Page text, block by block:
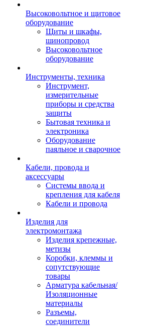
Высоковольтное и щитовое
оборудование
Щиты и шкафы,
шинопровод
Высоковольтное
оборудование
Инструменты, техника
Инструмент,
измерительные
приборы и средства
защиты
Бытовая техника и
электроника
Оборудование
паяльное и сварочное
Кабели, провода и
аксессуары
Системы ввода и
крепления для кабеля
Кабели и провода
Изделия для
электромонтажа
Изделия крепежные,
метизы
Коробки, клеммы и
сопутствующие
товары
Арматура кабельная/
Изоляционные
материалы
Разъемы,
соединители